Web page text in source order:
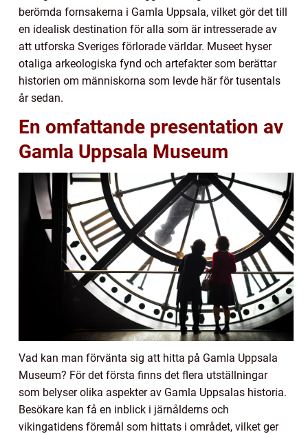
berömda fornsakerna i Gamla Uppsala, vilket gör det till
en idealisk destination för alla som är intresserade av
att utforska Sveriges förlorade världar. Museet hyser
otaliga arkeologiska fynd och artefakter som berättar
historien om människorna som levde här för tusentals
år sedan.
En omfattande presentation av
Gamla Uppsala Museum
Vad kan man förvänta sig att hitta på Gamla Uppsala
Museum? För det första finns det flera utställningar
som belyser olika aspekter av Gamla Uppsalas historia.
Besökare kan få en inblick i järnålderns och
vikingatidens föremål som hittats i området, vilket ger